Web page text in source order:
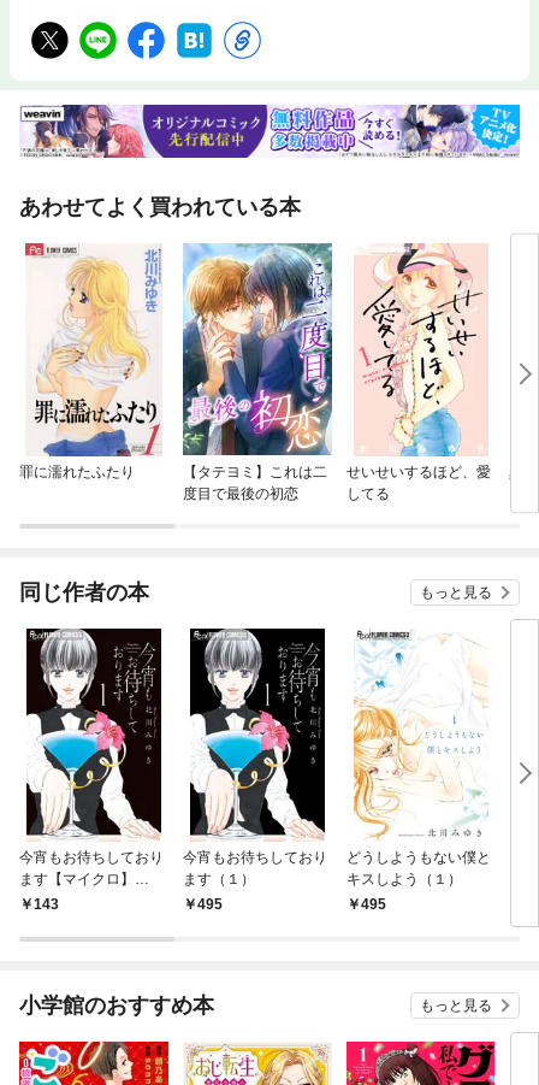
あわせてよく買われている本
罪に濡れたふたり
【タテヨミ】これは二
度目で最後の初恋
せいせいするほど、愛
してる
真
同じ作者の本 もっと見る
今宵もお待ちしており
ます【マイクロ】
（１）
143
今宵もお待ちしており
ます（１）
495
どうしようもない僕と
キスしよう（１）
495
小学館のおすすめ本 もっと見る